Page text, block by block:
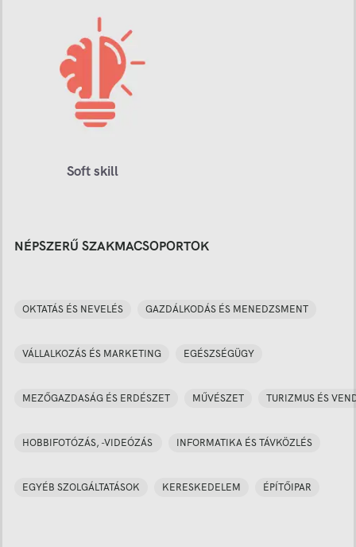
Soft skill
NÉPSZERŰ SZAKMACSOPORTOK
OKTATÁS ÉS NEVELÉS GAZDÁLKODÁS ÉS MENEDZSMENT
VÁLLALKOZÁS ÉS MARKETING EGÉSZSÉGÜGY
MEZŐGAZDASÁG ÉS ERDÉSZET MŰVÉSZET TURIZMUS ÉS
HOBBIFOTÓZÁS, -VIDEÓZÁS INFORMATIKA ÉS TÁVKÖZLÉS
EGYÉB SZOLGÁLTATÁSOK KERESKEDELEM ÉPÍTŐIPAR